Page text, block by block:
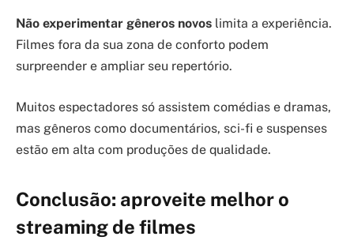
Não experimentar gêneros novos limita a experiência.
Filmes fora da sua zona de conforto podem
surpreender e ampliar seu repertório.
Muitos espectadores só assistem comédias e dramas,
mas gêneros como documentários, sci-fi e suspenses
estão em alta com produções de qualidade.
Conclusão: aproveite melhor o
streaming de filmes